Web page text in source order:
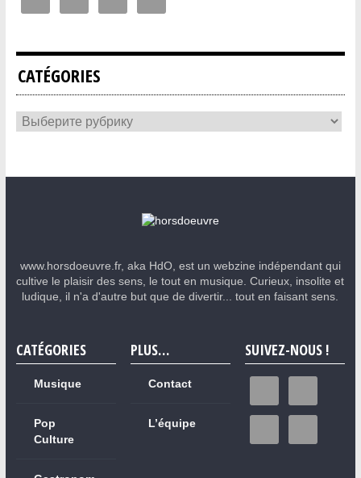
CATÉGORIES
www.horsdoeuvre.fr, aka HdO, est un webzine indépendant qui
cultive le plaisir des sens, le tout en musique. Curieux, insolite et
ludique, il n'a d'autre but que de divertir... tout en faisant sens.
CATÉGORIES
Musique
Pop
Culture
PLUS…
Contact
L’équipe
SUIVEZ-NOUS !